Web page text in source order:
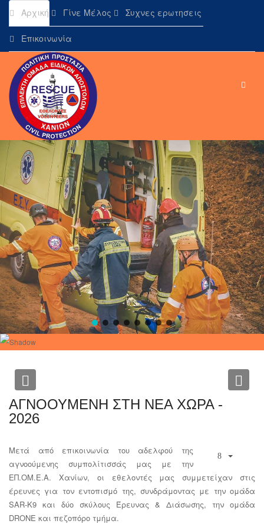
Αρχική Γίνε Μέλος Συχνες ερωτησεις
Επικοινωνία
ΑΓΝΟΟΥΜΕΝΗ ΣΤΗ ΝΕΑ ΧΩΡΑ -
2026
Μετά από επικοινωνία του αδελφού της
αγνοούμενης συμπολίτισσάς μας με την
ΕΠ.ΟΜ.Ε.Α. Χανίων, οι εθελοντές μας συμμετείχαν στις
έρευνες για τον εντοπισμό της, συνδράμοντας με την ομάδα
SAR-K9 και δύο σκύλους Έρευνας & Διάσωσης, την ομάδα
DRONE και πεζοπόρο τμήμα.